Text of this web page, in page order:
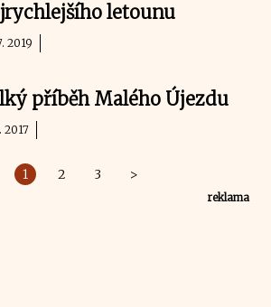
letounu
2019
příběh Malého Újezdu
2017
1 2 3 >
reklama